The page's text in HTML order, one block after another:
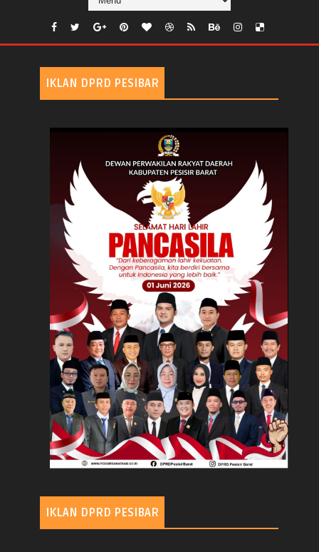
IKLAN DPRD PESIBAR
IKLAN DPRD PESIBAR